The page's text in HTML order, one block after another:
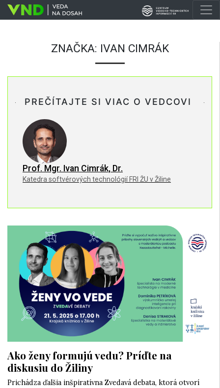
ZNAČKA: IVAN CIMRÁK
PREČÍTAJTE SI VIAC O VEDCOVI
Prof. Mgr. Ivan Cimrák, Dr.
Katedra softvérových technológií FRI ŽU v Žiline
Ako ženy formujú vedu? Príďte na
diskusiu do Žiliny
Prichádza ďalšia inšpiratívna Zvedavá debata, ktorá otvorí